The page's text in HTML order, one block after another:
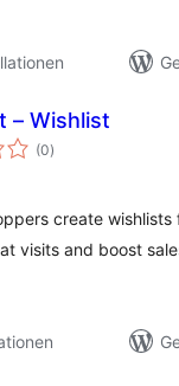
– Wishlist
(0Bewertungen
insgesamt
)
create
visits and boost